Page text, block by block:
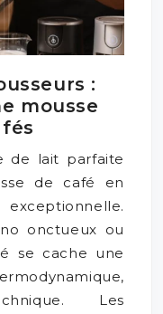
:
mousse
de lait parfaite
de café en
onctueux ou
se cache une
Les